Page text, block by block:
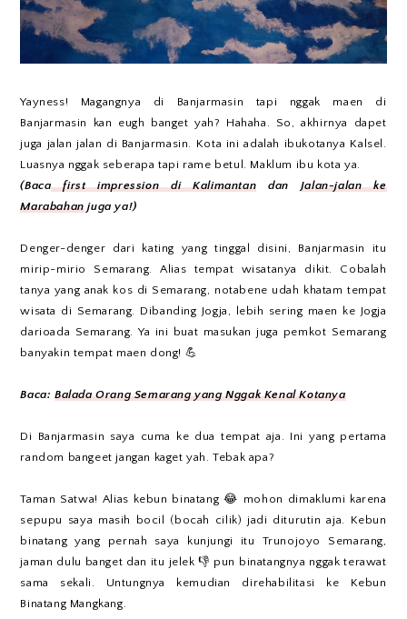
Yayness! Magangnya di Banjarmasin tapi nggak maen di
Banjarmasin kan eugh banget yah? Hahaha. So, akhirnya dapet
juga jalan jalan di Banjarmasin. Kota ini adalah ibukotanya Kalsel.
Luasnya nggak seberapa tapi rame betul. Maklum ibu kota ya.
(Bacafirst impression di Kalimantan dan Jalan-jalan ke
Marabahanjuga ya!)
Denger-denger dari kating yang tinggal disini, Banjarmasin itu
mirip-mirio Semarang. Alias tempat wisatanya dikit. Cobalah
tanya yang anak kos di Semarang, notabene udah khatam tempat
wisata di Semarang. Dibanding Jogja, lebih sering maen ke Jogja
darioada Semarang. Ya ini buat masukan juga pemkot Semarang
banyakin tempat maen dong! 💪
Baca:Balada Orang Semarang yang Nggak Kenal Kotanya
Di Banjarmasin saya cuma ke dua tempat aja. Ini yang pertama
random bangeet jangan kaget yah. Tebak apa?
Taman Satwa! Alias kebun binatang 😂 mohon dimaklumi karena
sepupu saya masih bocil (bocah cilik) jadi diturutin aja. Kebun
binatang yang pernah saya kunjungi itu Trunojoyo Semarang,
jaman dulu banget dan itu jelek 👎 pun binatangnya nggak terawat
sama sekali. Untungnya kemudian direhabilitasi ke Kebun
Binatang Mangkang.